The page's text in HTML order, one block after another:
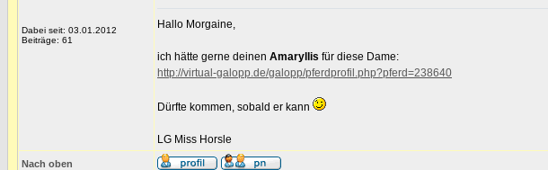
Dabei seit: 03.01.2012
Beiträge: 61
Hallo Morgaine,
ich hätte gerne deinen Amaryllis für diese Dame:
http://virtual-galopp.de/galopp/pferdprofil.php?pferd=238640
Dürfte kommen, sobald er kann
LG Miss Horsle
Nach oben